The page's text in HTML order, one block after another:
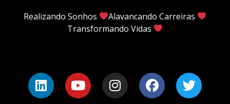
Realizando Sonhos
Alavancando Carreiras
Transformando Vidas